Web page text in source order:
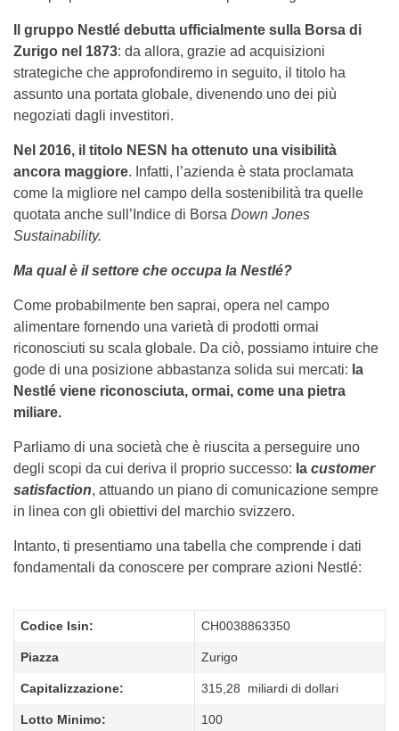
Il gruppo Nestlé debutta ufficialmente sulla Borsa di
Zurigo nel 1873: da allora, grazie ad acquisizioni
strategiche che approfondiremo in seguito, il titolo ha
assunto una portata globale, divenendo uno dei più
negoziati dagli investitori.
Nel 2016, il titolo NESN ha ottenuto una visibilità
ancora maggiore. Infatti, l’azienda è stata proclamata
come la migliore nel campo della sostenibilità tra quelle
quotata anche sull’Indice di Borsa Down Jones
Sustainability.
Ma qual è il settore che occupa la Nestlé?
Come probabilmente ben saprai, opera nel campo
alimentare fornendo una varietà di prodotti ormai
riconosciuti su scala globale. Da ciò, possiamo intuire che
gode di una posizione abbastanza solida sui mercati: la
Nestlé viene riconosciuta, ormai, come una pietra
miliare.
Parliamo di una società che è riuscita a perseguire uno
degli scopi da cui deriva il proprio successo: la customer
satisfaction, attuando un piano di comunicazione sempre
in linea con gli obiettivi del marchio svizzero.
Intanto, ti presentiamo una tabella che comprende i dati
fondamentali da conoscere per comprare azioni Nestlé:
Codice Isin: CH0038863350
Piazza Zurigo
Capitalizzazione: 315,28 miliardi di dollari
Lotto Minimo: 100